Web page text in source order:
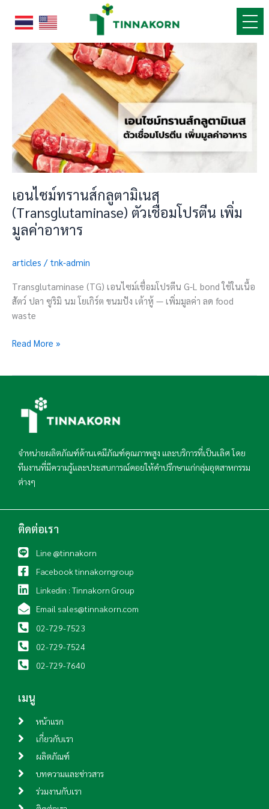
เอนไซม์ทรานส์กลูตามิเนส
(Transglutaminase) ตัวเชื่อมโปรตีน เพิ่ม
มูลค่าอาหาร
articles / tnk-admin
Transglutaminase (TG) เอนไซม์เชื่อมโปรตีน G-L bond ใช้ในเนื้อ
สัตว์ ปลา ซูริมิ นม โยเกิร์ต ขนมปัง เต้าหู้ — เพิ่มมูลค่า ลด food
waste
เนส
(Transglutaminase)
ตัว
โปรตีน
เพิ่ม
มูลค่า
อาหาร
Read More »
จำหน่ายผลิตภัณฑ์ด้านเคมีภัณฑ์คุณภาพสูง และบริการที่เป็นเลิศ โดย
ทีมงานที่มีความรู้และประสบการณ์คอยให้คำปรึกษาแก่กลุ่มอุตสาหกรรม
ต่างๆ
ติดต่อเรา
Line @tinnakorn
Facebook tinnakorngroup
Linkedin : Tinnakorn Group
Email sales@tinnakorn.com
02-729-7523
02-729-7524
02-729-7640
เมนู
หน้าแรก
เกี่ยวกับเรา
ผลิตภัณฑ์
บทความและข่าวสาร
ร่วมงานกับเรา